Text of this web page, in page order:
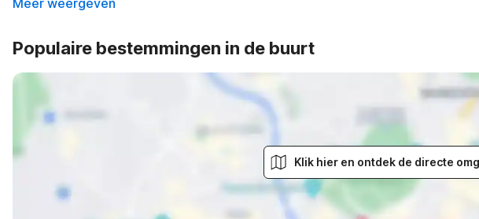
Meer weergeven
Populaire bestemmingen in de buurt
Klik hier en ontdek de directe